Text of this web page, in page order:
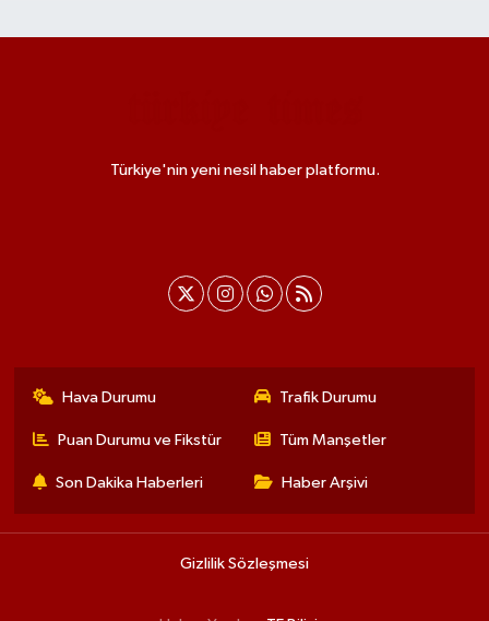
Türkiye'nin yeni nesil haber platformu.
Hava Durumu Trafik Durumu
Puan Durumu ve Fikstür Tüm Manşetler
Son Dakika Haberleri Haber Arşivi
Gizlilik Sözleşmesi